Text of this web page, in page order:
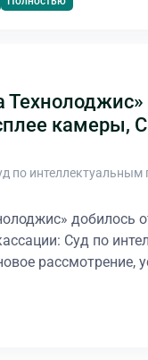
камеры,
по интеллектуальным
добилось
Суд по
рассмотрение,